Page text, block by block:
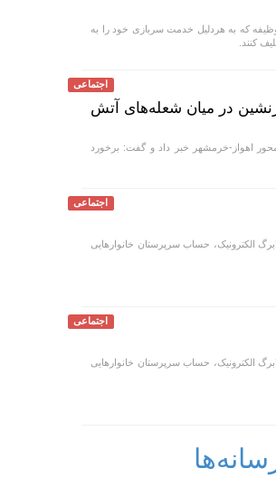
که به هردلیل خدمت سربازی خود را به
کنند.
اجتماعی
مرگبار ۲ سمند در جاده اهواز-خرمشهر/ ۴ سرنشین در میان شعله‌های آتش
اهواز-خرمشهر خبر داد و گفت: برخورد
اجتماعی
الکترونیک، حساب سرپرستان خانوار‌هایی
اجتماعی
الکترونیک، حساب سرپرستان خانوار‌هایی